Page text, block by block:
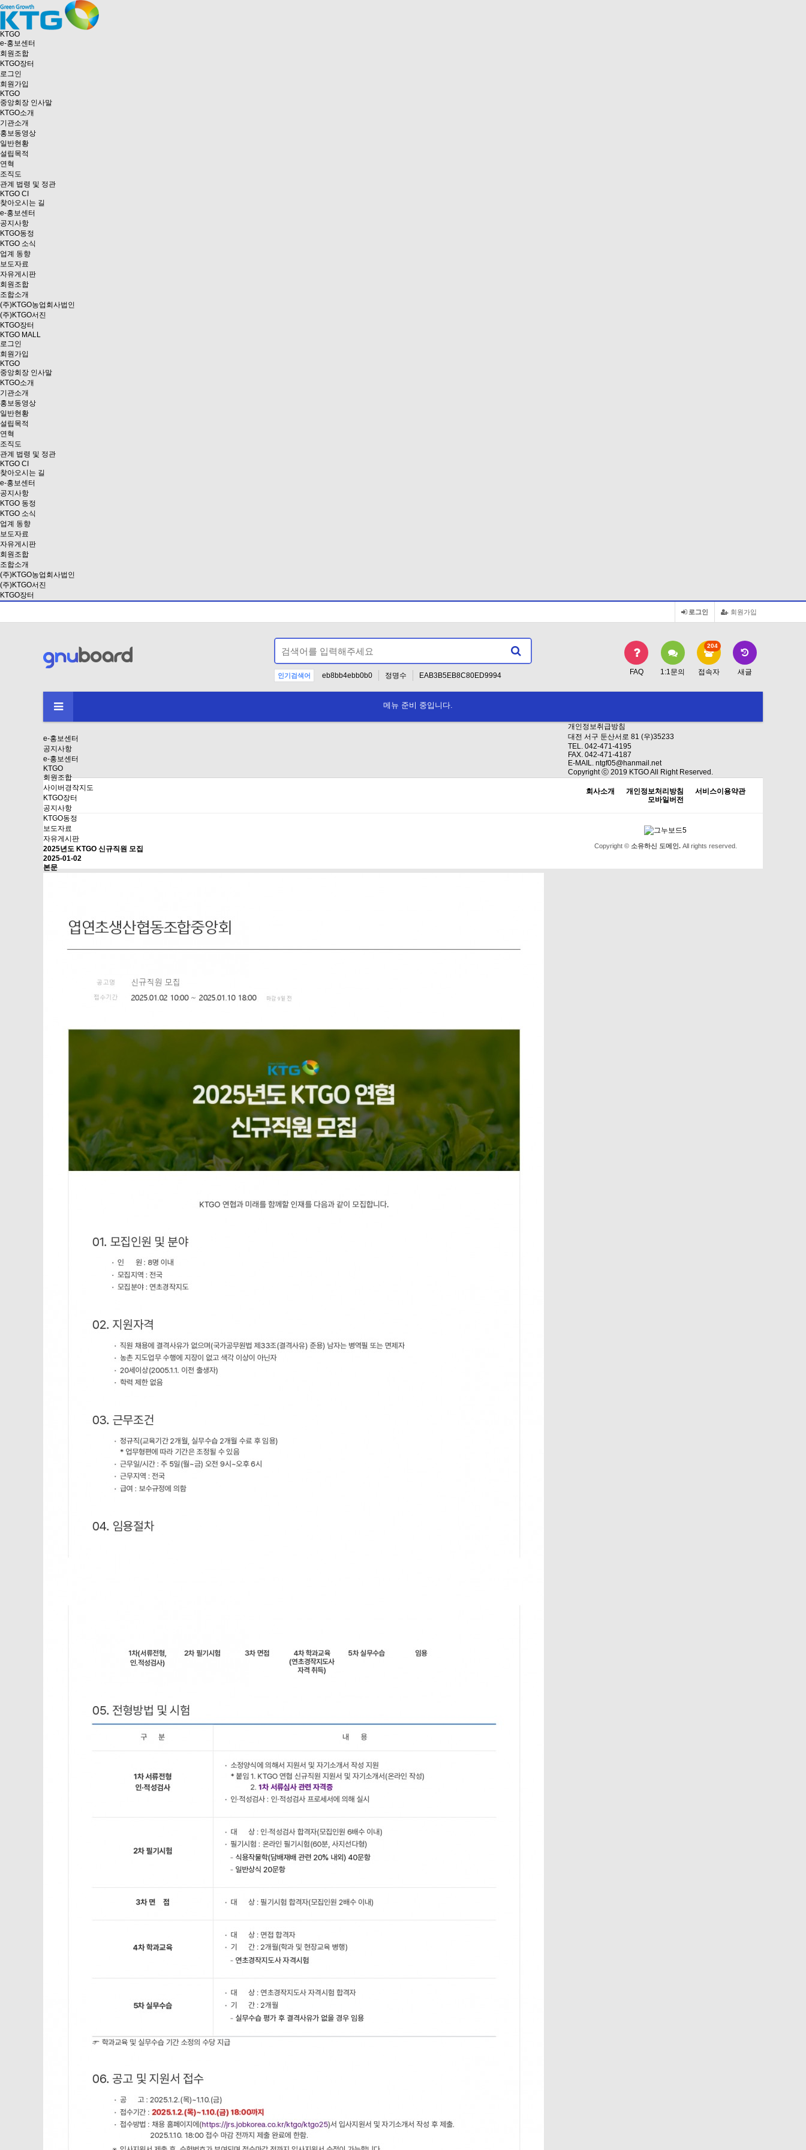
KTGO
e-홍보센터
회원조합
KTGO장터
로그인
회원가입
KTGO
중앙회장 인사말
KTGO소개
기관소개
홍보동영상
일반현황
설립목적
연혁
조직도
관계 법령 및 정관
KTGO CI
찾아오시는 길
e-홍보센터
공지사항
KTGO동정
KTGO 소식
업계 동향
보도자료
자유게시판
회원조합
조합소개
(주)KTGO농업회사법인
(주)KTGO서진
KTGO장터
KTGO MALL
로그인
회원가입
KTGO
중앙회장 인사말
KTGO소개
기관소개
홍보동영상
일반현황
설립목적
연혁
조직도
관계 법령 및 정관
KTGO CI
찾아오시는 길
e-홍보센터
공지사항
KTGO 동정
KTGO 소식
업계 동향
보도자료
자유게시판
회원조합
조합소개
(주)KTGO농업회사법인
(주)KTGO서진
KTGO장터
회원가입
로그인
인기검색어 eb8bb4ebb0b0 정명수
EAB3B5EB8C80ED9994
FAQ 1:1문의 접속자
204
새글
메뉴 준비 중입니다.
e-홍보센터
공지사항
e-홍보센터
KTGO
회원조합
사이버경작지도
KTGO장터
공지사항
KTGO동정
보도자료
자유게시판
2025년도 KTGO 신규직원 모집
2025-01-02
본문
개인정보취급방침
대전 서구 둔산서로 81 (우)35233
TEL. 042-471-4195
FAX. 042-471-4187
E-MAIL. ntgf05@hanmail.net
Copyright ⓒ 2019 KTGO All Right Reserved.
회사소개 개인정보처리방침
서비스이용약관
모바일버전
Copyright © 소유하신 도메인.All rights reserved.